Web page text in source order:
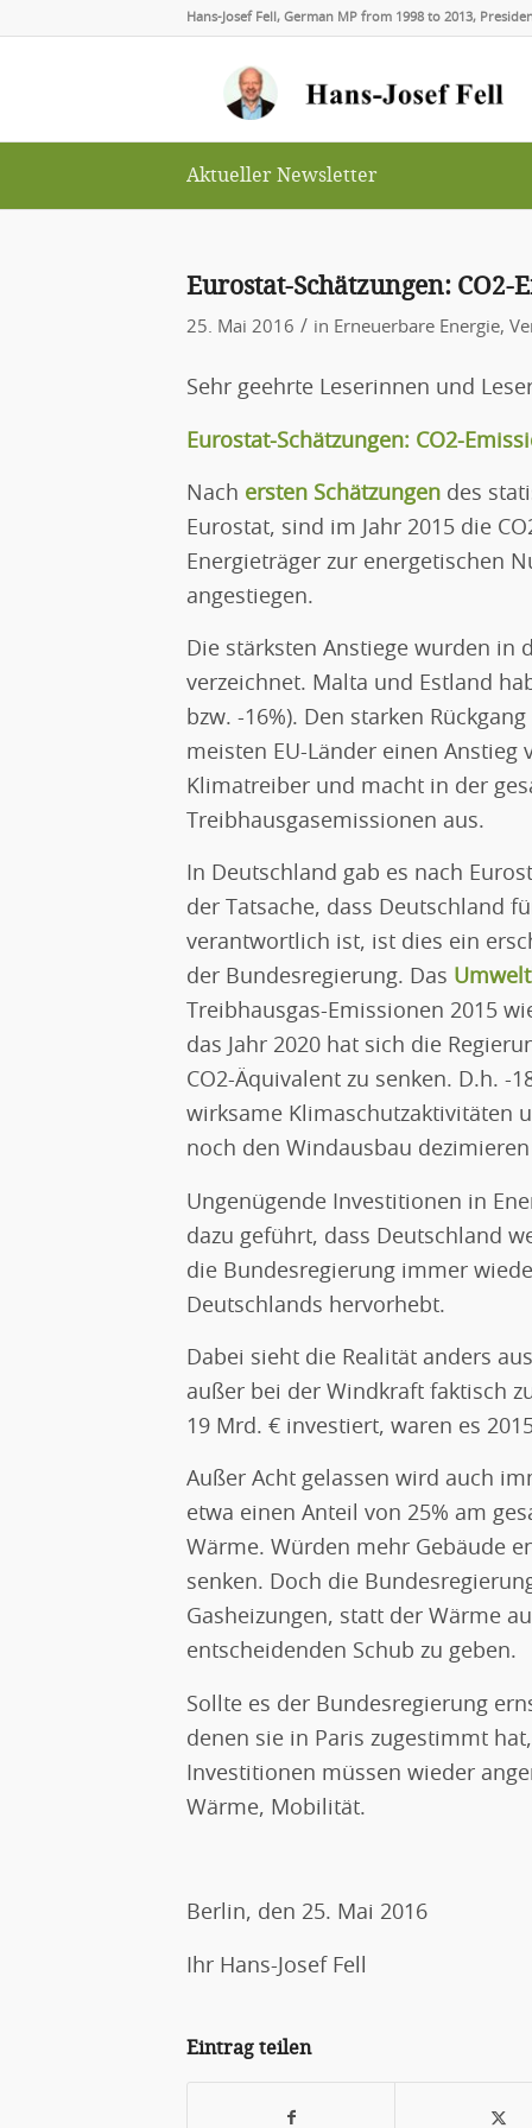
Hans-Josef Fell, German MP from 1998 to 2013,
Aktueller Newsletter
Eurostat-Schätzungen: CO2-
25. Mai 2016 / in Erneuerbare Energie,
Sehr geehrte Leserinnen und
Eurostat-Schätzungen: CO2-
Nach ersten Schätzungen des
Eurostat, sind im Jahr 2015 die
Energieträger zur energetischen
angestiegen.
Die stärksten Anstiege wurden in
verzeichnet. Malta und Estland
bzw. -16%). Den starken
meisten EU-Länder einen Anstieg
Klimatreiber und macht in der
Treibhausgasemissionen aus.
In Deutschland gab es nach
der Tatsache, dass Deutschland
verantwortlich ist, ist dies ein
der Bundesregierung. Das
Treibhausgas-Emissionen 2015
das Jahr 2020 hat sich die
CO2-Äquivalent zu senken. D.h. -
wirksame Klimaschutzaktivitäten
noch den Windausbau
Ungenügende Investitionen in
dazu geführt, dass Deutschland
die Bundesregierung immer
Deutschlands hervorhebt.
Dabei sieht die Realität anders
außer bei der Windkraft faktisch
19 Mrd. € investiert, waren es
Außer Acht gelassen wird auch
etwa einen Anteil von 25% am
Wärme. Würden mehr Gebäude
senken. Doch die
Gasheizungen, statt der Wärme
entscheidenden Schub zu geben.
Sollte es der Bundesregierung
denen sie in Paris zugestimmt
Investitionen müssen wieder
Wärme, Mobilität.
Berlin, den 25. Mai 2016
Ihr Hans-Josef Fell
Eintrag teilen